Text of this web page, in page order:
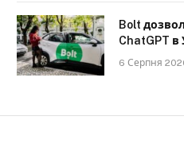
Bolt
ChatGPT в
6 Серпня